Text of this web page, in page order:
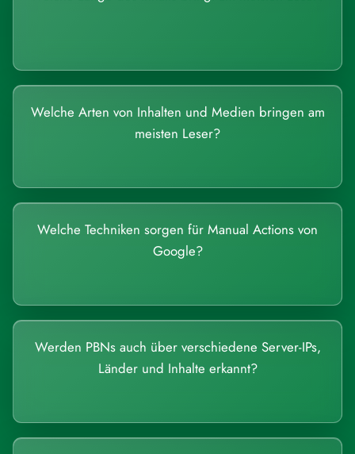
Welche Arten von Inhalten und Medien bringen am
meisten Leser?
Welche Techniken sorgen für Manual Actions von
Google?
Werden PBNs auch über verschiedene Server-IPs,
Länder und Inhalte erkannt?